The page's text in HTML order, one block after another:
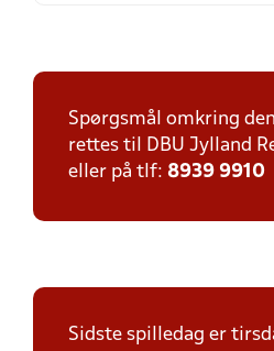
Spørgsmål omkring
rettes til DBU Jylland
eller på tlf: 8939 9910
Sidste spilledag er